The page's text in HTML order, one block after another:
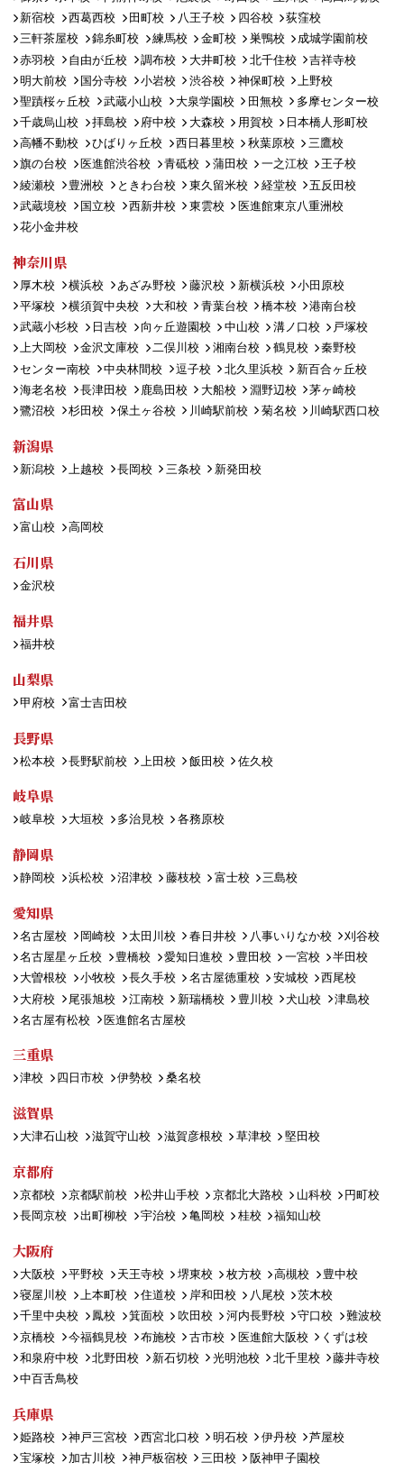
新宿校
西葛西校 田町校 八王子校 四谷校
荻窪校
三軒茶屋校
錦糸町校 練馬校 金町校 巣鴨校
成城学園前校
赤羽校
自由が丘校 調布校 大井町校 北千住校
吉祥寺校
明大前校
国分寺校 小岩校 渋谷校 神保町校
上野校
聖蹟桜ヶ丘校
武蔵小山校 大泉学園校 田無校
多摩センター校
千歳烏山校
拝島校 府中校 大森校 用賀校
日本橋人形町校
高幡不動校
ひばりヶ丘校 西日暮里校 秋葉原校
三鷹校
旗の台校
医進館渋谷校 青砥校 蒲田校 一之江校
王子校
綾瀬校
豊洲校 ときわ台校 東久留米校 経堂校
五反田校
武蔵境校
国立校 西新井校 東雲校
医進館東京八重洲校
花小金井校
神奈川県
厚木校 横浜校 あざみ野校 藤沢校 新横浜校
小田原校
平塚校
横須賀中央校 大和校 青葉台校 橋本校
港南台校
武蔵小杉校
日吉校 向ヶ丘遊園校 中山校 溝ノ口校
戸塚校
上大岡校
金沢文庫校 二俣川校 湘南台校 鶴見校
秦野校
センター南校
中央林間校 逗子校 北久里浜校
新百合ヶ丘校
海老名校
長津田校 鹿島田校 大船校 淵野辺校
茅ヶ崎校
鷺沼校
杉田校 保土ヶ谷校 川崎駅前校 菊名校 川崎駅西口校
新潟県
新潟校 上越校 長岡校 三条校 新発田校
富山県
富山校 高岡校
石川県
金沢校
福井県
福井校
山梨県
甲府校 富士吉田校
長野県
松本校 長野駅前校 上田校 飯田校 佐久校
岐阜県
岐阜校 大垣校 多治見校 各務原校
静岡県
静岡校 浜松校 沼津校 藤枝校 富士校 三島校
愛知県
名古屋校 岡崎校 太田川校 春日井校 八事いりなか校
刈谷校
名古屋星ヶ丘校
豊橋校 愛知日進校 豊田校 一宮校
半田校
大曽根校
小牧校 長久手校 名古屋徳重校 安城校
西尾校
大府校
尾張旭校 江南校 新瑞橋校 豊川校 犬山校
津島校
名古屋有松校
医進館名古屋校
三重県
津校 四日市校 伊勢校 桑名校
滋賀県
大津石山校 滋賀守山校 滋賀彦根校 草津校 堅田校
京都府
京都校 京都駅前校 松井山手校 京都北大路校 山科校
円町校
長岡京校
出町柳校 宇治校 亀岡校 桂校 福知山校
大阪府
大阪校 平野校 天王寺校 堺東校 枚方校 高槻校
豊中校
寝屋川校
上本町校 住道校 岸和田校 八尾校
茨木校
千里中央校
鳳校 箕面校 吹田校 河内長野校 守口校
難波校
京橋校
今福鶴見校 布施校 古市校 医進館大阪校
くずは校
和泉府中校
北野田校 新石切校 光明池校 北千里校
藤井寺校
中百舌鳥校
兵庫県
姫路校 神戸三宮校 西宮北口校 明石校 伊丹校
芦屋校
宝塚校
加古川校 神戸板宿校 三田校
阪神甲子園校